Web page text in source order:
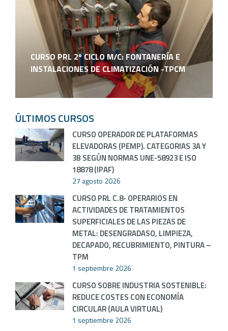
CURSO PRL 2º CICLO M/C: FONTANERÍA E
INSTALACIONES DE CLIMATIZACIÓN -TPCM
ÚLTIMOS CURSOS
CURSO OPERADOR DE PLATAFORMAS
ELEVADORAS (PEMP). CATEGORIAS 3A Y
3B SEGÚN NORMAS UNE-58923 E ISO
18878 (IPAF)
27 agosto 2026
CURSO PRL C.8- OPERARIOS EN
ACTIVIDADES DE TRATAMIENTOS
SUPERFICIALES DE LAS PIEZAS DE
METAL: DESENGRADASO, LIMPIEZA,
DECAPADO, RECUBRIMIENTO, PINTURA –
TPM
1 septiembre 2026
CURSO SOBRE INDUSTRIA SOSTENIBLE:
REDUCE COSTES CON ECONOMÍA
CIRCULAR (AULA VIRTUAL)
1 septiembre 2026